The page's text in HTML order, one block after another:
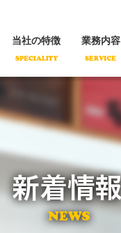
当社の特徴 業務内容